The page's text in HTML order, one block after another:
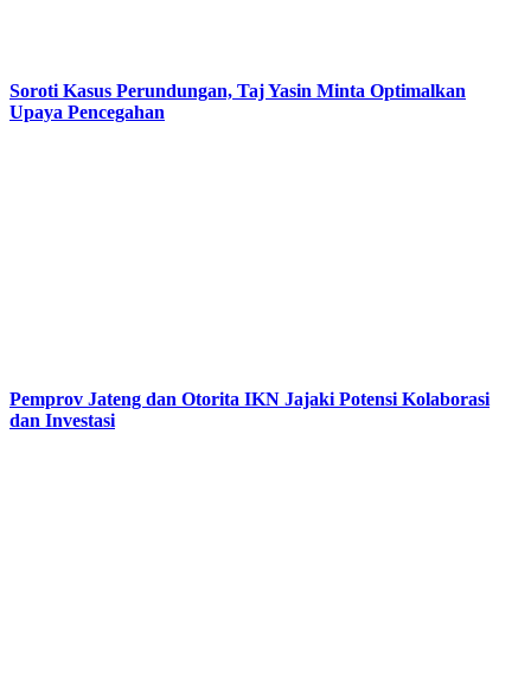
Soroti Kasus Perundungan, Taj Yasin Minta Optimalkan
Upaya Pencegahan
Pemprov Jateng dan Otorita IKN Jajaki Potensi Kolaborasi
dan Investasi